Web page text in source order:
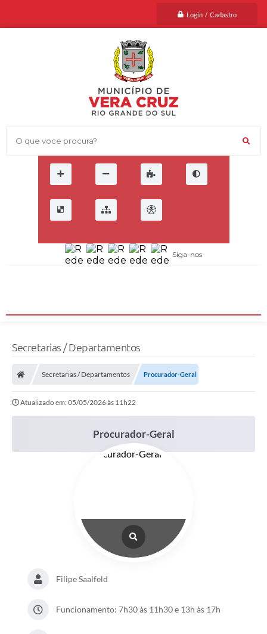
Login / Cadastro
O que voce procura?
Siga-nos
Secretarias / Departamentos
Secretarias / Departamentos Procurador-Geral
Atualizado em: 05/05/2026 às 11h22
Procurador-Geral
Filipe Saalfeld
Funcionamento: 7h30 às 11h30 e 13h às 17h